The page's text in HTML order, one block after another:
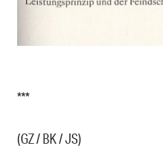
***
(GZ / BK / JS)